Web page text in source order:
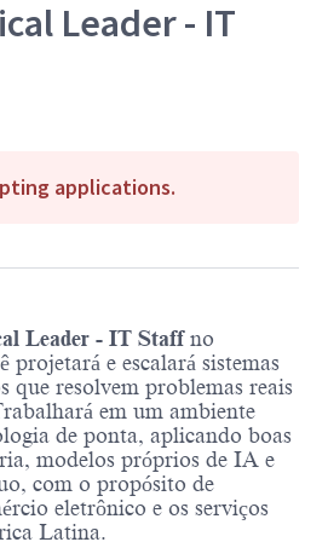
Leader - IT
applications.
Leader - IT Staffno
e escalará sistemas
que resolvem problemas reais
em um ambiente
de ponta, aplicando boas
modelos próprios de IA e
com o propósito de
eletrônico e os serviços
Latina.